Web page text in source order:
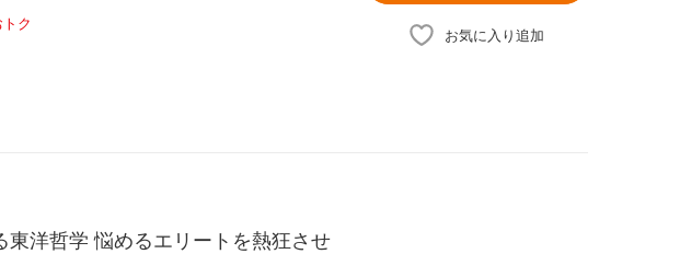
ク
お気に入り追加
東洋哲学 悩めるエリートを熱狂させ